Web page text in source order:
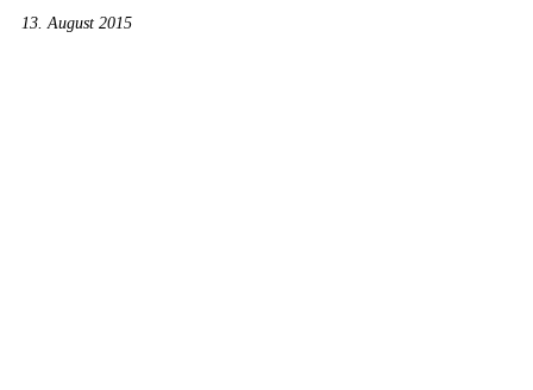
13. August 2015